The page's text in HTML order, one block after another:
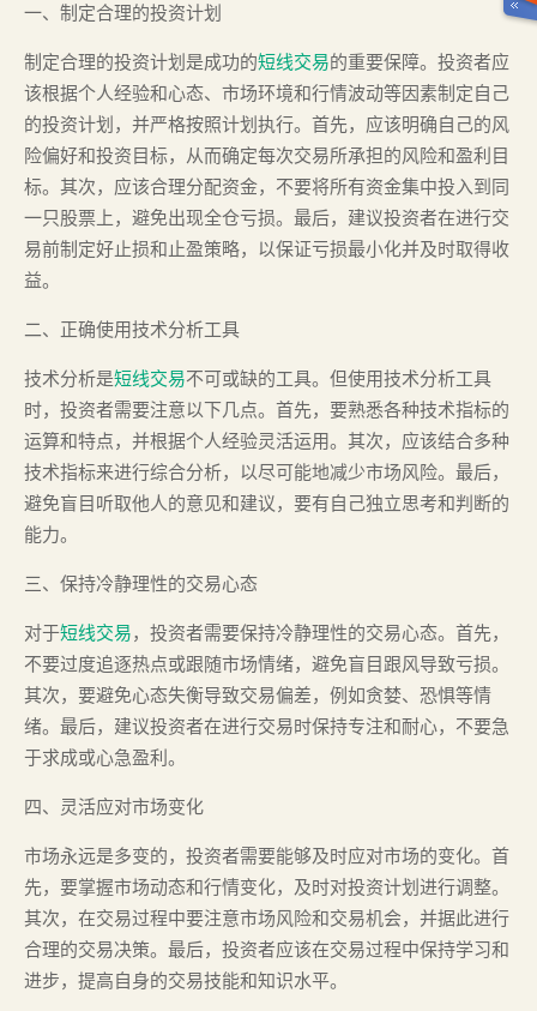
一、制定合理的投资计划
制定合理的投资计划是成功的短线交易的重要保障。投资者应
该根据个人经验和心态、市场环境和行情波动等因素制定自己
的投资计划，并严格按照计划执行。首先，应该明确自己的风
险偏好和投资目标，从而确定每次交易所承担的风险和盈利目
标。其次，应该合理分配资金，不要将所有资金集中投入到同
一只股票上，避免出现全仓亏损。最后，建议投资者在进行交
易前制定好止损和止盈策略，以保证亏损最小化并及时取得收
益。
二、正确使用技术分析工具
技术分析是短线交易不可或缺的工具。但使用技术分析工具
时，投资者需要注意以下几点。首先，要熟悉各种技术指标的
运算和特点，并根据个人经验灵活运用。其次，应该结合多种
技术指标来进行综合分析，以尽可能地减少市场风险。最后，
避免盲目听取他人的意见和建议，要有自己独立思考和判断的
能力。
三、保持冷静理性的交易心态
对于短线交易，投资者需要保持冷静理性的交易心态。首先，
不要过度追逐热点或跟随市场情绪，避免盲目跟风导致亏损。
其次，要避免心态失衡导致交易偏差，例如贪婪、恐惧等情
绪。最后，建议投资者在进行交易时保持专注和耐心，不要急
于求成或心急盈利。
四、灵活应对市场变化
市场永远是多变的，投资者需要能够及时应对市场的变化。首
先，要掌握市场动态和行情变化，及时对投资计划进行调整。
其次，在交易过程中要注意市场风险和交易机会，并据此进行
合理的交易决策。最后，投资者应该在交易过程中保持学习和
进步，提高自身的交易技能和知识水平。